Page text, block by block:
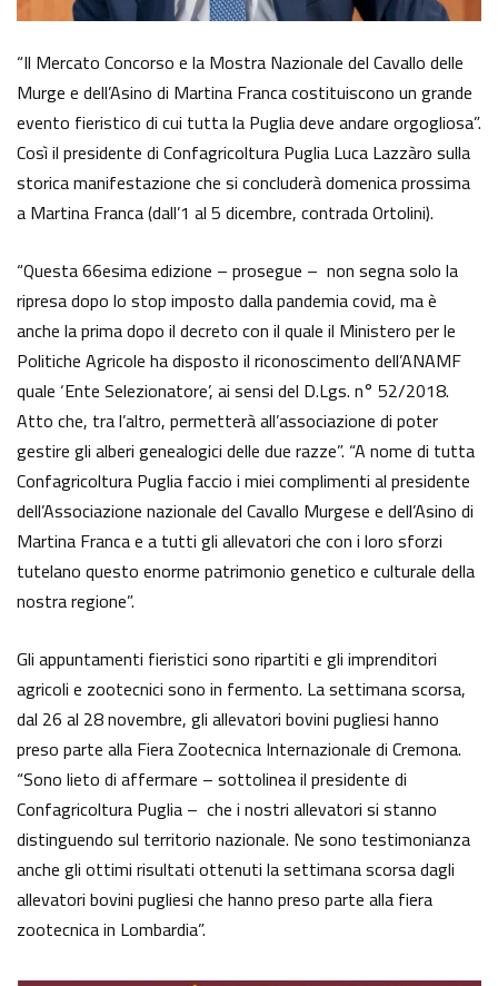
“Il Mercato Concorso e la Mostra Nazionale del Cavallo delle
Murge e dell’Asino di Martina Franca costituiscono un grande
evento fieristico di cui tutta la Puglia deve andare orgogliosa”.
Così il presidente di Confagricoltura Puglia Luca Lazzàro sulla
storica manifestazione che si concluderà domenica prossima
a Martina Franca (dall’1 al 5 dicembre, contrada Ortolini).
“Questa 66esima edizione – prosegue – non segna solo la
ripresa dopo lo stop imposto dalla pandemia covid, ma è
anche la prima dopo il decreto con il quale il Ministero per le
Politiche Agricole ha disposto il riconoscimento dell’ANAMF
quale ‘Ente Selezionatore’, ai sensi del D.Lgs. n° 52/2018.
Atto che, tra l’altro, permetterà all’associazione di poter
gestire gli alberi genealogici delle due razze”. “A nome di tutta
Confagricoltura Puglia faccio i miei complimenti al presidente
dell’Associazione nazionale del Cavallo Murgese e dell’Asino di
Martina Franca e a tutti gli allevatori che con i loro sforzi
tutelano questo enorme patrimonio genetico e culturale della
nostra regione”.
Gli appuntamenti fieristici sono ripartiti e gli imprenditori
agricoli e zootecnici sono in fermento. La settimana scorsa,
dal 26 al 28 novembre, gli allevatori bovini pugliesi hanno
preso parte alla Fiera Zootecnica Internazionale di Cremona.
“Sono lieto di affermare – sottolinea il presidente di
Confagricoltura Puglia – che i nostri allevatori si stanno
distinguendo sul territorio nazionale. Ne sono testimonianza
anche gli ottimi risultati ottenuti la settimana scorsa dagli
allevatori bovini pugliesi che hanno preso parte alla fiera
zootecnica in Lombardia”.